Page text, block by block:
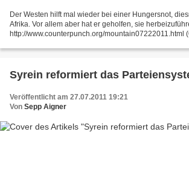
Der Westen hilft mal wieder bei einer Hungersnot,
Afrika. Vor allem aber hat er geholfen, sie
http://www.counterpunch.org/mountain07222011.html
Syrein reformiert das
Veröffentlicht am 27.07.2011 19:21
Von Sepp Aigner